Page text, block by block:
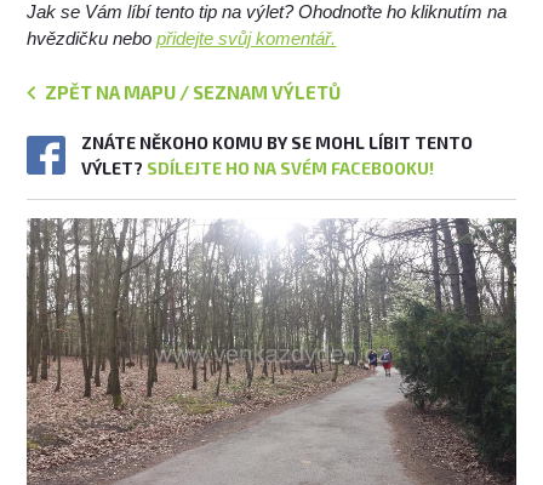
Jak se Vám líbí tento tip na výlet? Ohodnoťte ho kliknutím na
hvězdičku nebopřidejte svůj komentář.
ZPĚT NA MAPU / SEZNAM VÝLETŮ
ZNÁTE NĚKOHO KOMU BY SE MOHL LÍBIT TENTO
VÝLET? SDÍLEJTE HO NA SVÉM FACEBOOKU!